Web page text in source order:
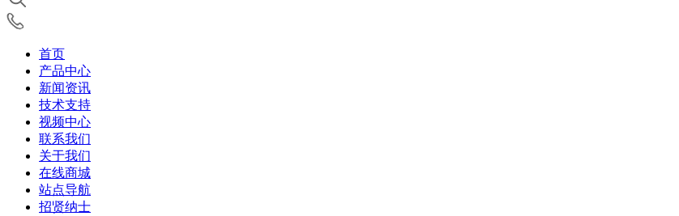
首页
产品中心
新闻资讯
技术支持
视频中心
联系我们
关于我们
在线商城
站点导航
招贤纳士